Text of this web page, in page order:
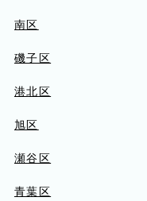
南区
磯子区
港北区
旭区
瀬谷区
青葉区